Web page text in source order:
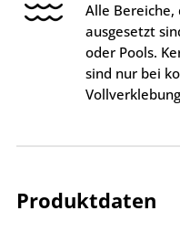
Alle
ausgesetzt
oder Pools.
sind nur bei
Produktdaten